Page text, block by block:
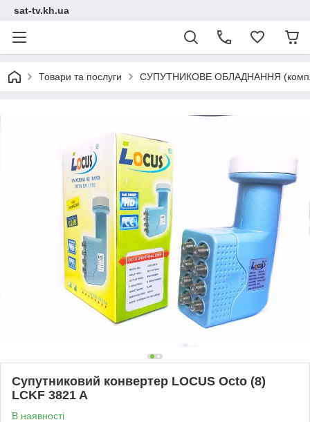
sat-tv.kh.ua
Товари та послуги СУПУТНИКОВЕ ОБЛАДНАННЯ
Супутниковий конвертер LOCUS Octo (8)
LCKF 3821 A
В наявності